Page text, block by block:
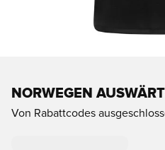
NORWEGEN
Von Rabattcodes